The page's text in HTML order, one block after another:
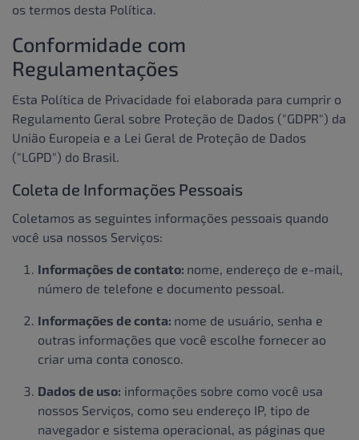
os termos desta Política.
Conformidade com
Regulamentações
Esta Política de Privacidade foi elaborada para cumprir o
Regulamento Geral sobre Proteção de Dados ("GDPR") da
União Europeia e a Lei Geral de Proteção de Dados
("LGPD") do Brasil.
Coleta de Informações Pessoais
Coletamos as seguintes informações pessoais quando
você usa nossos Serviços:
Informações de contato: nome, endereço de e-mail,
número de telefone e documento pessoal.
Informações de conta: nome de usuário, senha e
outras informações que você escolhe fornecer ao
criar uma conta conosco.
Dados de uso: informações sobre como você usa
nossos Serviços, como seu endereço IP, tipo de
navegador e sistema operacional, as páginas que